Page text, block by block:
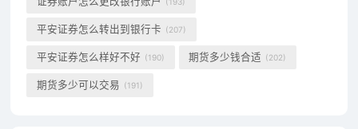
平安证券怎么转出到银行卡 (207)
平安证券怎么样好不好 (190) 期货多少钱合适 (202)
期货多少可以交易 (191)